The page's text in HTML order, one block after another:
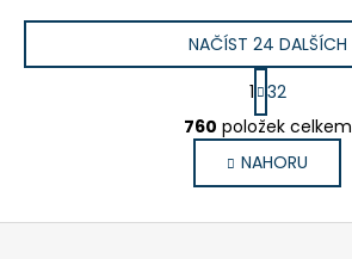
O
v
l
á
d
NAČÍST 24 DALŠÍCH
S
t
r
á
n
k
o
1 32
760 položek celkem
NAHORU
Z